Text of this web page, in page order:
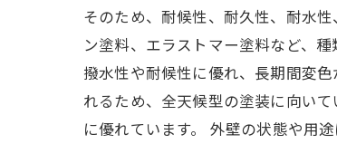
そのため、耐候性、耐久性、耐水
ン塗料、エラストマー塗料など、
撥水性や耐候性に優れ、長期間変
れるため、全天候型の塗装に向い
に優れています。 外壁の状態や用